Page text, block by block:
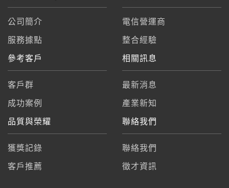
公司簡介
服務據點
電信營運商
整合經驗
參考客戶
客戶群
成功案例
相關訊息
最新消息
產業新知
品質與榮耀
獲獎記錄
客戶推薦
聯絡我們
聯絡我們
徵才資訊